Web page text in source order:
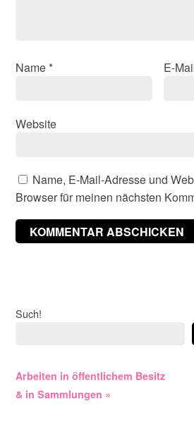
Name * E-
Website
Name, E-Mail-Adresse und
Browser für meinen nächsten
Such!
Arbeiten in öffentlichem Besitz
& in Sammlungen »